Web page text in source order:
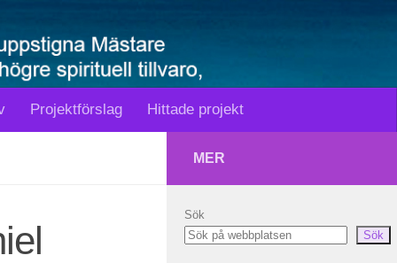
Projektförslag Hittade projekt
MER
Sök
Sök